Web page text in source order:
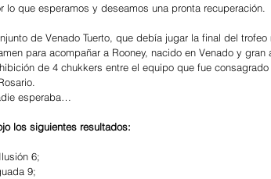
lo que esperamos y deseamos una pronta recuperación.
de Venado Tuerto, que debía jugar la final del trofeo
para acompañar a Rooney, nacido en Venado y gran
de 4 chukkers entre el equipo que fue
esperaba…
los siguientes resultados:
6;
9;